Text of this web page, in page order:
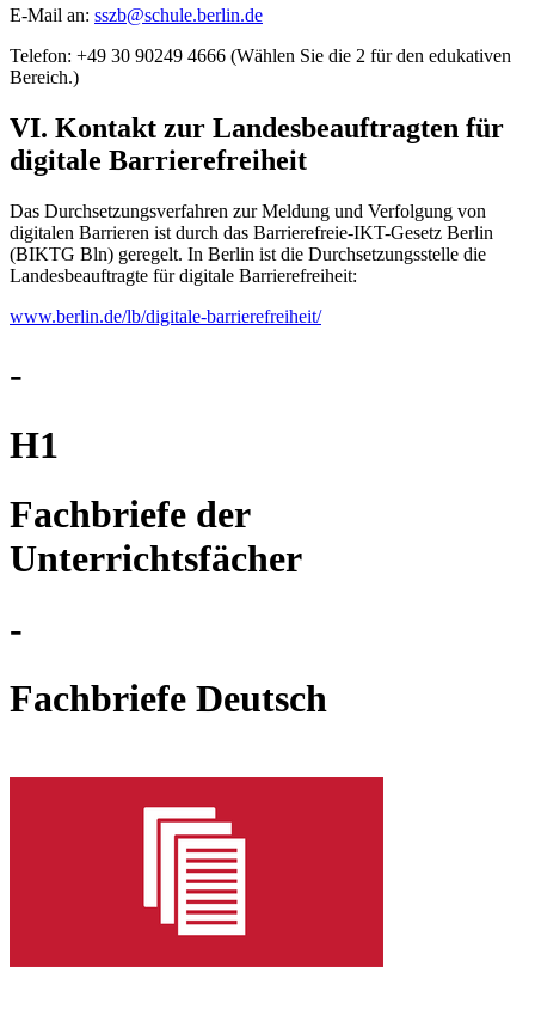
E-Mail an: sszb@schule.berlin.de
Telefon: +49 30 90249 4666 (Wählen Sie die 2 für den edukativen
Bereich.)
VI. Kontakt zur Landesbeauftragten für
digitale Barrierefreiheit
Das Durchsetzungsverfahren zur Meldung und Verfolgung von
digitalen Barrieren ist durch das Barrierefreie-IKT-Gesetz Berlin
(BIKTG Bln) geregelt. In Berlin ist die Durchsetzungsstelle die
Landesbeauftragte für digitale Barrierefreiheit:
www.berlin.de/lb/digitale-barrierefreiheit/
-
H1
Fachbriefe der
Unterrichtsfächer
-
Fachbriefe Deutsch